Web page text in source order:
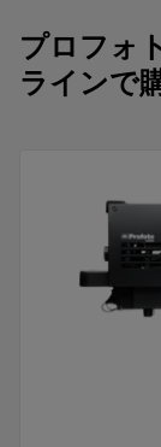
プロフォ
ラインで